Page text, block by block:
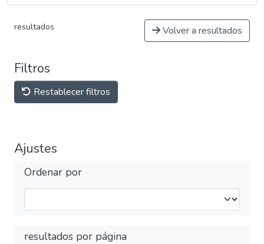
resultados Volver a resultados
Filtros
Restablecer filtros
Ajustes
Ordenar por
resultados por página